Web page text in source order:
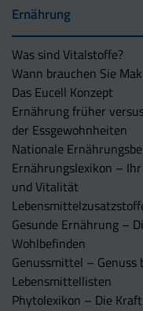
Ernährung
Was sind Vitalstoffe?
Wann brauchen Sie
Das Eucell Konzept
Ernährung früher
der Essgewohnheiten
Nationale
Ernährungslexikon –
und Vitalität
Gesunde Ernährung –
Wohlbefinden
Genussmittel – Genuss
Lebensmittellisten
Phytolexikon – Die